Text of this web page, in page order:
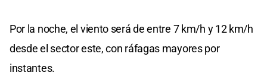
Por la noche, el viento será de entre 7 km/h y 12 km/h
desde el sector este, con ráfagas mayores por
instantes.